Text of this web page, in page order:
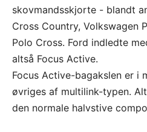
skovmandsskjorte - blandt
Cross Country, Volkswagen
Polo Cross. Ford indledte
altså Focus Active.
Focus Active-bagakslen er i
øvriges af multilink-typen.
den normale halvstive